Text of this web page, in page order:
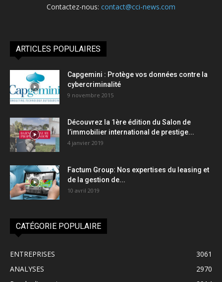
Contactez-nous: contact@cci-news.com
ARTICLES POPULAIRES
Capgemini : Protège vos données contre la
cybercriminalité
9 novembre 2015
Découvrez la 1ère édition du Salon de
l’immobilier international de prestige...
4 janvier 2019
Factum Group: Nos expertises du leasing et
de la gestion de...
10 avril 2019
CATÉGORIE POPULAIRE
ENTREPRISES
3061
ANALYSES
2970